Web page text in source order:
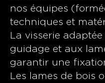
nos équipes
techniques et
La visserie
guidage et aux
garantir une
Les lames de bois